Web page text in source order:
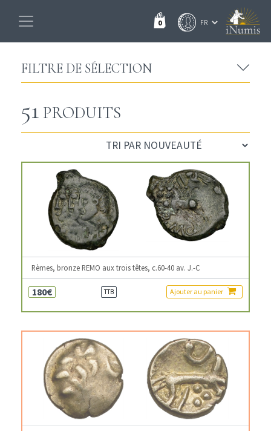
0
FILTRE DE SÉLECTION
51 PRODUITS
Rèmes, bronze REMO aux trois têtes, c.60-40 av. J.-C
180€ TTB Ajouter au panier